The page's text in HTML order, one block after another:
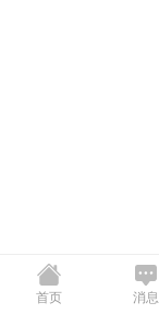
首页 消息